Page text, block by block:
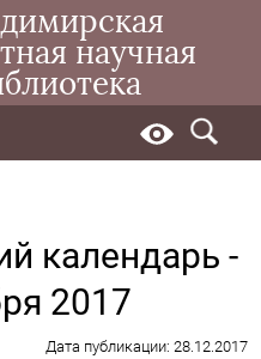
научная
календарь -
2017
Дата публикации: 28.12.2017